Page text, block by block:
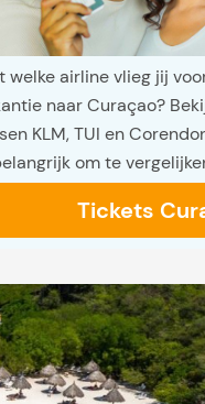
welke airline vlieg jij
naar Curaçao?
KLM, TUI en
om te
Tickets